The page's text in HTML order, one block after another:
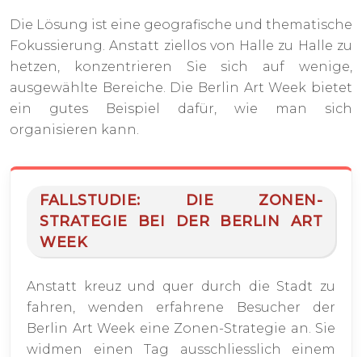
Die Lösung ist eine geografische und thematische
Fokussierung. Anstatt ziellos von Halle zu Halle zu
hetzen, konzentrieren Sie sich auf wenige,
ausgewählte Bereiche. Die Berlin Art Week bietet
ein gutes Beispiel dafür, wie man sich
organisieren kann.
FALLSTUDIE: DIE ZONEN-
STRATEGIE BEI DER BERLIN ART
WEEK
Anstatt kreuz und quer durch die Stadt zu
fahren, wenden erfahrene Besucher der
Berlin Art Week eine Zonen-Strategie an. Sie
widmen einen Tag ausschliesslich einem